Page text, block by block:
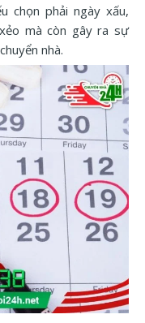
chọn phải ngày xấu,
mà còn gây ra sự
nhà.